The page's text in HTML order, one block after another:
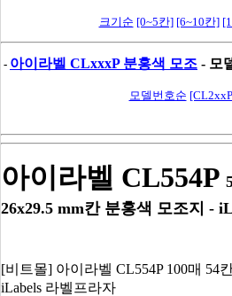
크기순 [0~5칸] [6~10칸]
- 아이라벨 CLxxxP 분홍색 모조 - 모
모델번호순
아이라벨 CL554P
26x29.5 mm칸 분홍색 모조지 -
[비트몰] 아이라벨 CL554P 100매 54
iLabels 라벨프라자